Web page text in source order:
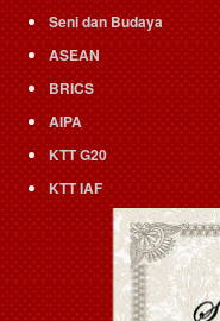
Seni dan Budaya
ASEAN
BRICS
AIPA
KTT G20
KTT IAF